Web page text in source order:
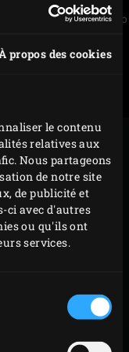
propos des cookies
le contenu
relatives aux
Nous partageons
de notre site
de publicité et
ci avec d'autres
ou qu'ils ont
services.
regarder cette vidéo
que réussies
& Luxembourg
se tiendra cette
site: nous